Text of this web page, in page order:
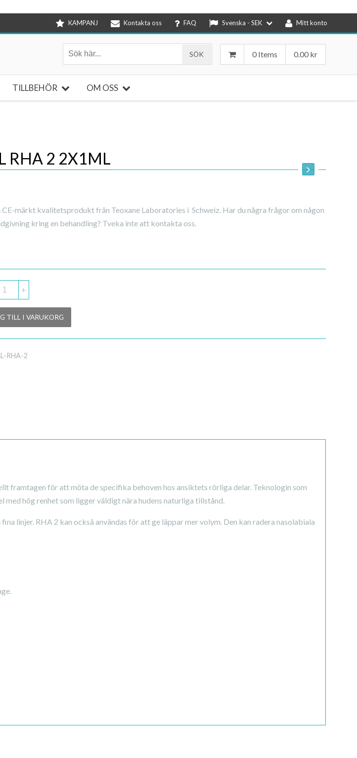
KAMPANJ Kontakta oss FAQ Svenska - SEK Mitt konto
0 Items 0.00 kr
TILLBEHÖR OM OSS
RHA 2 2X1ML
CE-märkt kvalitetsprodukt från Teoxane Laboratories i Schweiz. Har du några frågor om någon
kring en behandling? Tveka inte att kontakta oss.
+
TILL I VARUKORG
RHA-2
framtagen för att möta de specifika behoven hos ansiktets rörliga delar. Teknologin som
med hög renhet som ligger väldigt nära hudens naturliga tillstånd.
linjer. RHA 2 kan också användas för att ge läppar mer volym. Den kan radera nasolabiala